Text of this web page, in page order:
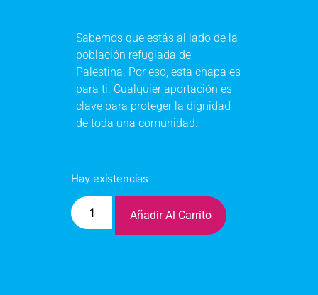
Sabemos que estás al lado de la
población refugiada de
Palestina. Por eso, esta chapa es
para ti. Cualquier aportación es
clave para proteger la dignidad
de toda una comunidad.
Hay existencias
Añadir Al Carrito